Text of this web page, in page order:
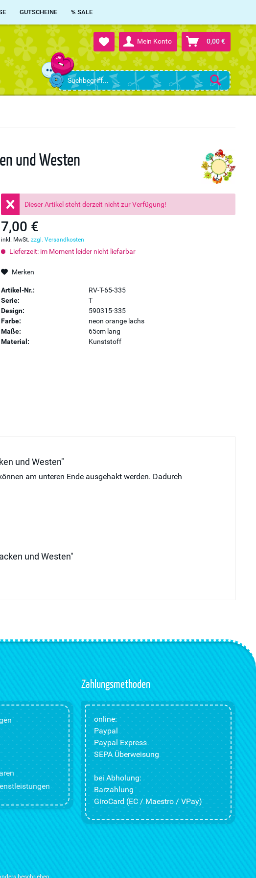
Mein Konto 0,00 €
GUTSCHEINE % SALE
und Westen
Dieser Artikel steht derzeit nicht zur Verfügung!
7,00 €
inkl. MwSt.zzgl. Versandkosten
Lieferzeit: im Moment leider nicht liefarbar
Merken
Artikel-Nr.:
RV-T-65-335
Serie:
T
Design:
590315-335
Farbe:
neon orange lachs
Maße:
65cm lang
Material:
Kunststoff
und Westen"
am unteren Ende ausgehakt werden. Dadurch
und Westen"
Zahlungsmethoden
online:
Paypal
Paypal Express
SEPA Überweisung
bei Abholung:
Barzahlung
GiroCard (EC / Maestro / VPay)